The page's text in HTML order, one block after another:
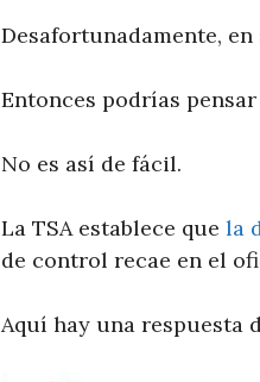
Desafortunadamente,
Entonces podrías
No es así de fácil.
La TSA establece que la
de control recae en el
Aquí hay una respuesta